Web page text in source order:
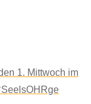
1. Mittwoch im